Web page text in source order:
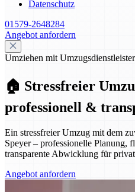
Datenschutz
01579-2648284
Angebot anfordern
Umziehen mit
🏠 Stressfreier
professionell &
Ein stressfreier Umzug mit dem
Speyer – professionelle Planung,
transparente Abwicklung für
Angebot anfordern